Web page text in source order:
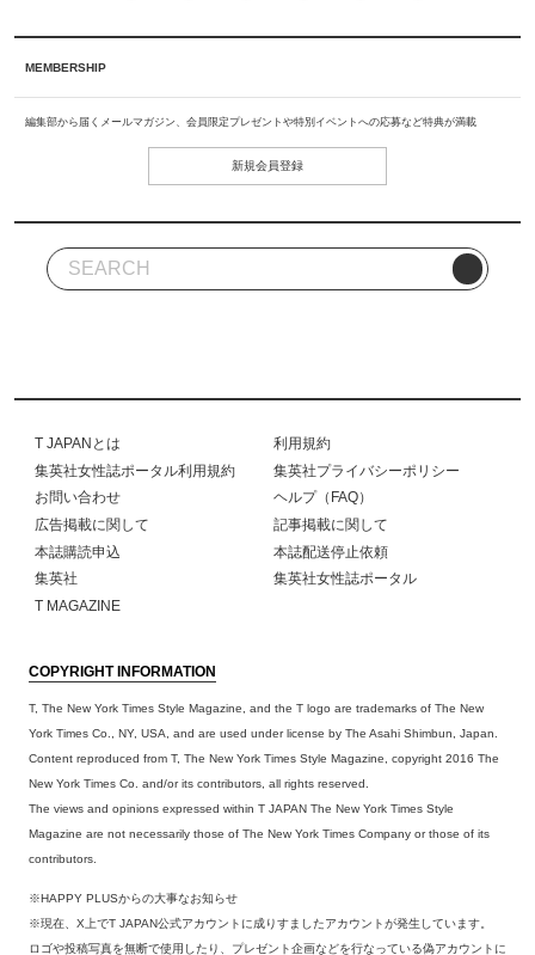
MEMBERSHIP
編集部から届くメールマガジン、会員限定プレゼントや特別イベントへの応募など特典が満載
新規会員登録
T JAPANとは
利用規約
集英社女性誌ポータル利用規約
集英社プライバシーポリシー
お問い合わせ
ヘルプ（FAQ）
広告掲載に関して
記事掲載に関して
本誌購読申込
本誌配送停止依頼
集英社
集英社女性誌ポータル
T MAGAZINE
COPYRIGHT INFORMATION
T, The New York Times Style Magazine, and the T logo are trademarks of The New
York Times Co., NY, USA, and are used under license by The Asahi Shimbun, Japan.
Content reproduced from T, The New York Times Style Magazine, copyright 2016 The
New York Times Co. and/or its contributors, all rights reserved.
The views and opinions expressed within T JAPAN The New York Times Style
Magazine are not necessarily those of The New York Times Company or those of its
contributors.
※HAPPY PLUSからの大事なお知らせ
※現在、X上でT JAPAN公式アカウントに成りすましたアカウントが発生しています。
ロゴや投稿写真を無断で使用したり、プレゼント企画などを行なっている偽アカウントに